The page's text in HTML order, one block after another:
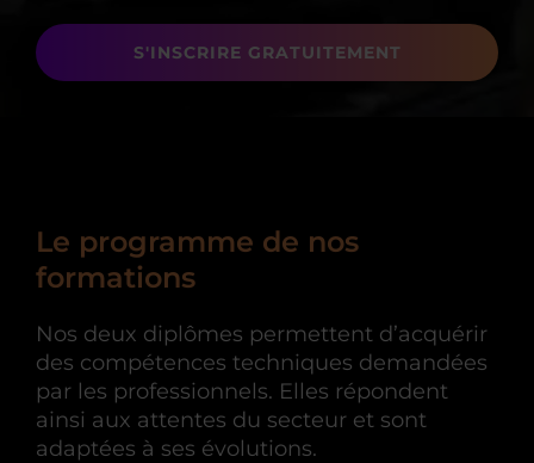
S'INSCRIRE GRATUITEMENT
Le programme de nos
formations
Nos deux diplômes permettent d’acquérir
des compétences techniques demandées
par les professionnels. Elles répondent
ainsi aux attentes du secteur et sont
adaptées à ses évolutions.